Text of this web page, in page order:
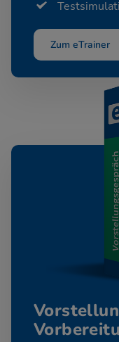
Zum eTrainer